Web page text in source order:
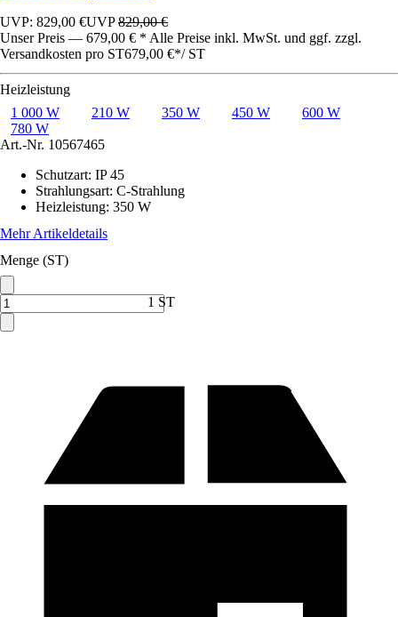
UVP: 829,00 €UVP829,00 €
Unser Preis — 679,00 € * Alle Preise inkl. MwSt. und ggf. zzgl.
Versandkosten pro ST679,00 €*/ ST
Heizleistung
1 000 W
210 W 350 W 450 W
600 W
780 W
Art.-Nr. 10567465
Schutzart: IP 45
Strahlungsart: C-Strahlung
Heizleistung: 350 W
Mehr Artikeldetails
Menge (ST)
1 ST